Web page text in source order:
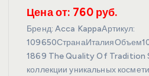
Цена от: 760 руб.
Бренд: Acca KappaАртикул:
1869 The Quality Of Tradition
коллекции уникальных